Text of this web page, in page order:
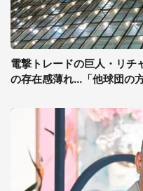
電撃トレードの巨人・リチ
の存在感薄れ...「他球団の